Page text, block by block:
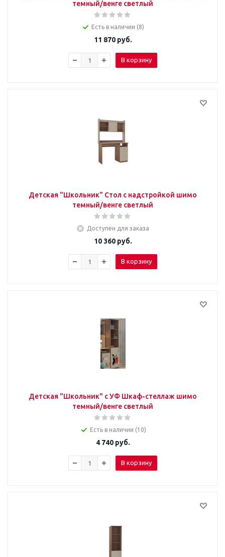
темный/венге светлый
Есть в наличии (8)
11 870руб.
В корзину
Детская "Школьник" Стол с надстройкой шимо
темный/венге светлый
Доступен для заказа
10 360руб.
В корзину
Детская "Школьник" с УФ Шкаф-стеллаж шимо
темный/венге светлый
Есть в наличии (10)
4 740руб.
В корзину